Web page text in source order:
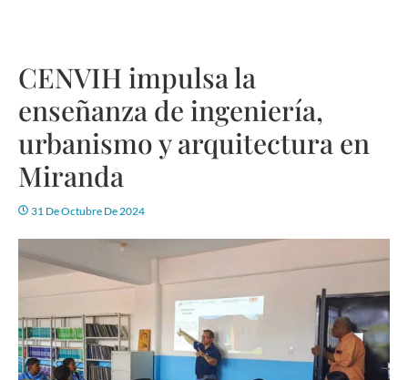
CENVIH impulsa la
enseñanza de ingeniería,
urbanismo y arquitectura en
Miranda
31 De Octubre De 2024